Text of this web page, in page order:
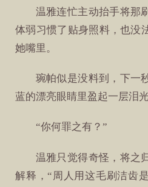
温雅连忙主动抬手将那
体弱习惯了贴身照料，也没
她嘴里。
琬帕似是没料到，下一
蓝的漂亮眼睛里盈起一层泪
“你何罪之有？”
温雅只觉得奇怪，将之
解释，“周人用这毛刷洁齿